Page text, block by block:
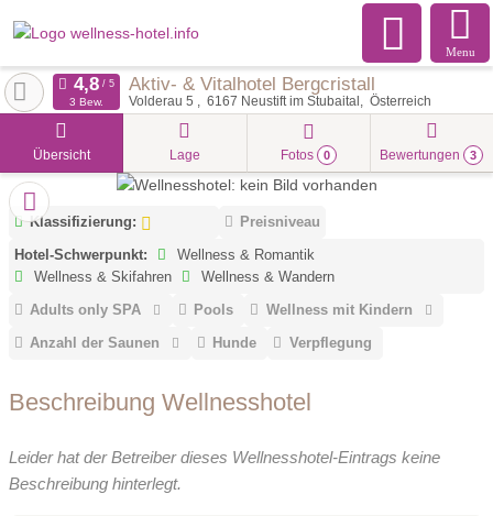
Menu
Aktiv- & Vitalhotel Bergcristall
Volderau 5 6167 Neustift im Stubaital Österreich
3 Bew.
Übersicht Lage Fotos 0 Bewertungen 3
Klassifizierung:
Preisniveau
Hotel-Schwerpunkt:
Wellness & Romantik
Wellness & Skifahren
Wellness & Wandern
Adults only SPA
Pools
Wellness mit Kindern
Anzahl der Saunen
Hunde Verpflegung
Beschreibung Wellnesshotel
Leider hat der Betreiber dieses Wellnesshotel-Eintrags keine
Beschreibung hinterlegt.